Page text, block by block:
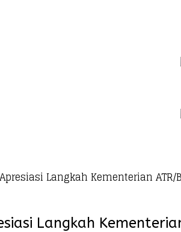
Langkah Kementerian
Langkah